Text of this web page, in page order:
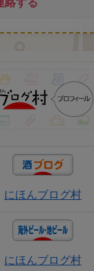
にほんブログ村
にほんブログ村